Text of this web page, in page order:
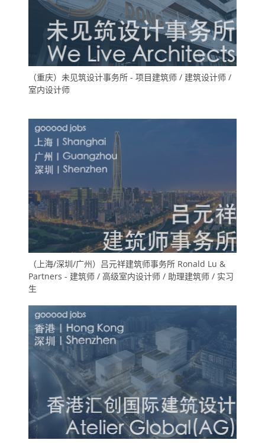
（重庆）未见筑设计事务所 - 项目建筑师 / 建筑设计师 /
室内设计师
（上海/深圳/广州）吕元祥建筑师事务所 Ronald Lu &
Partners - 建筑师 / 高级室内设计师 / 助理建筑师 / 实习
生